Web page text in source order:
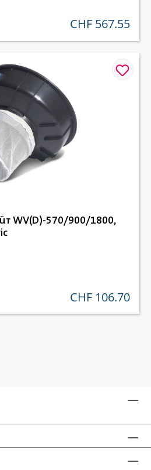
regulärer preis:
CHF 567.55
WV(D)-570/900/1800,
regulärer preis:
CHF 106.70